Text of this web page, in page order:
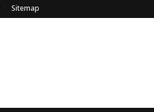
Sitemap